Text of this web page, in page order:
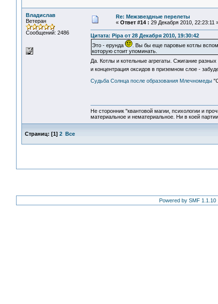
Владислав
Ветеран
Сообщений: 2486
Re: Межзвездные перелеты
« Ответ #14 : 29 Декабря 2010, 22:23:11
Цитата: Pipa от 28 Декабря 2010, 19:30:42
Это - ерунда
. Вы бы еще паровые котлы
которую стоит упоминать.
Да. Котлы и котельные агрегаты. Сжигание
и концентрация оксидов в приземном слое -
Судьба Солнца после образования Млечномеды
Не сторонник "квантовой магии, психологии и
материальное и нематериальное. Ни в коей
Страниц: [1] 2 Все
Powered by SMF 1.1.10